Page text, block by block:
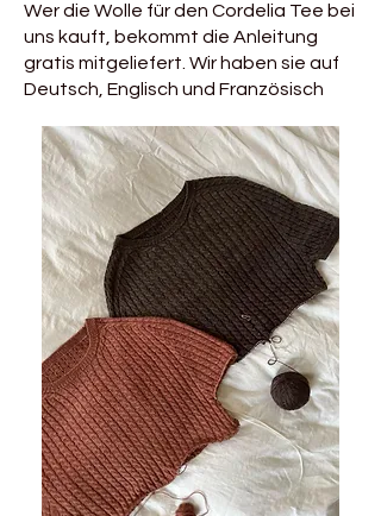
Wer die Wolle für den Cordelia Tee bei
uns kauft, bekommt die Anleitung
gratis mitgeliefert. Wir haben sie auf
Deutsch, Englisch und Französisch